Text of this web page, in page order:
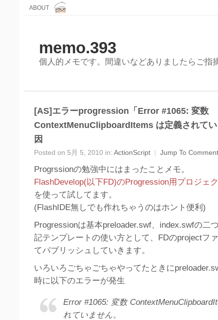
ABOUT
memo.393
個人的メモです。間違いなどありましたらご指
[AS]エラーprogression「Error #1065: 変数
ContextMenuClipboardItems は定義されてい
因
Posted on 5月 5, 2010 in: ActionScript | Jump To
Progrssionの勉強中にはまったことメモ。
FlashDevelop(以下FD)のProgression用プロジェ
を使って試してます。
(FlashIDE無しでも作れちゃうのはホント便利)
Progressionは基本preloader.swf、index.swfの二
記テンプレートの使い方として、FDのprojectフ
てパブリッシュしていきます。
いろいろごちゃごちゃやってたときに
時に以下のエラーが発生
Error #1065: 変数
れていません。